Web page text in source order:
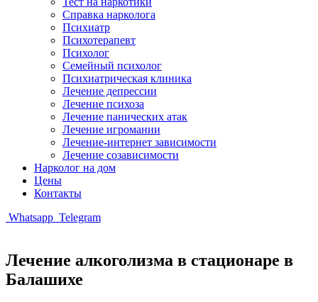
Справка нарколога
Психиатр
Психотерапевт
Психолог
Семейный психолог
Психиатрическая клиника
Лечение депрессии
Лечение психоза
Лечение панических атак
Лечение игромании
Лечение-интернет зависимости
Лечение созависимости
Нарколог на дом
Цены
Контакты
Whatsapp Telegram
Лечение алкоголизма в стационаре в
Балашихе